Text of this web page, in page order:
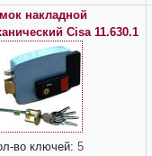
накладной
Cisa 11.630.1
во ключей: 5